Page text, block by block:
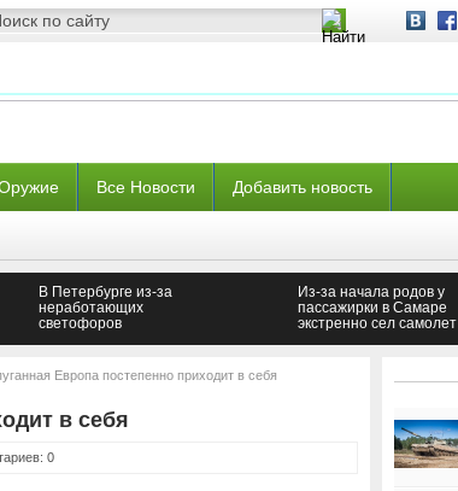
Все Новости Добавить новость
В Петербурге из-за
неработающих
светофоров
Из-за начала родов у
пассажирки в Самаре
экстренно сел самолет
Европа постепенно приходит в себя
в себя
0